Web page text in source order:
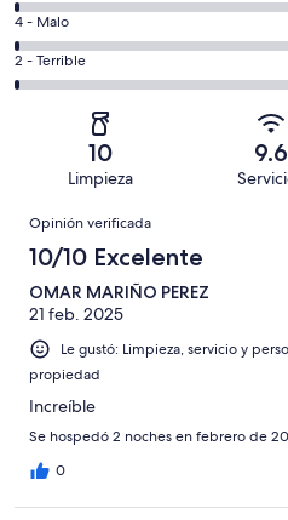
decir,
Excelente.
Basada
en
opiniones
es
decir,
Bueno.
Basada
opiniones
de
6,
es
decir,
Aceptable.
de
opiniones
Puntuación
de
4,
Basada
de
opiniones
4 - Malo
Puntuación
de
Terrible.
Basada
de
127
opiniones
2 - Terrible
10
Limpieza
9.6
Opiniones
Opinión verificada
10/10 Excelente
OMAR MARIÑO PEREZ
21 feb. 2025
Le gustó: Limpieza, servicio y
propiedad
Increíble
Se hospedó 2 noches en febrero de
0